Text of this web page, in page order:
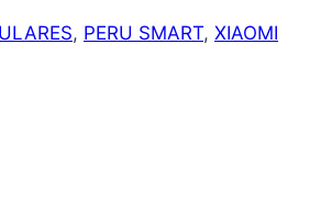
, PERU SMART, XIAOMI